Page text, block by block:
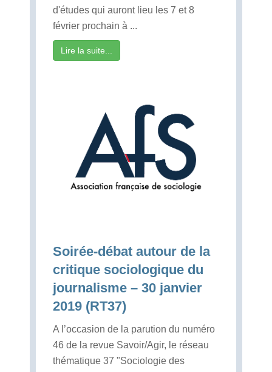
d'études qui auront lieu les 7 et 8
février prochain à ...
Lire la suite...
Soirée-débat autour de la
critique sociologique du
journalisme – 30 janvier
2019 (RT37)
A l’occasion de la parution du numéro
46 de la revue Savoir/Agir, le réseau
thématique 37 "Sociologie des